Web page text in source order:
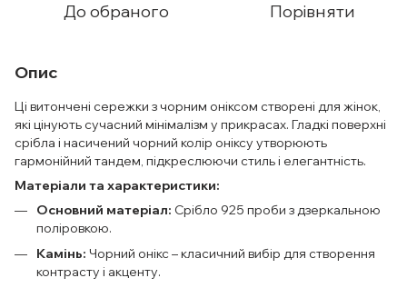
До обраного Порівняти
Опис
Ці витончені сережки з чорним оніксом створені для жінок,
які цінують сучасний мінімалізм у прикрасах. Гладкі поверхні
срібла і насичений чорний колір оніксу утворюють
гармонійний тандем, підкреслюючи стиль і елегантність.
Матеріали та характеристики:
Основний матеріал: Срібло 925 проби з дзеркальною
поліровкою.
Камінь: Чорний онікс – класичний вибір для створення
контрасту і акценту.